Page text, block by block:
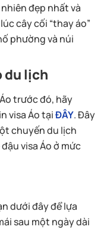
đẹp nhất và
cây cối “thay áo”
phường và núi
du lịch
trước đó, hãy
visa Áo tạiĐÂY. Đây
chuyến du lịch
visa Áo ở mức
dưới đây để lựa
sau một ngày dài